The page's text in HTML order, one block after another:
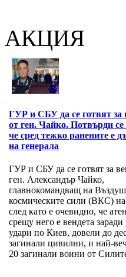
АКЦИЯ
ГУР и СБУ да се готвят за
от ген. Чайко. Потвърди
че сред тежко ранените е
на генерала
ГУР и СБУ да се готвят за
ген. Александър Чайко,
главнокомандващ на
космическите сили (ВКС)
след като е очевидно, че
срещу него е вендета заради
удари по Киев, довели до
загинали цивилни, и най-
20 загинали воини от